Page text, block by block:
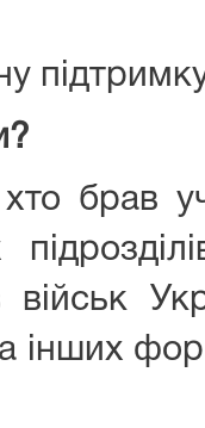
?
брав
військ
та інших